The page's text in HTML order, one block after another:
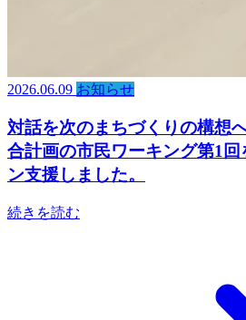
2026.06.09 お知らせ
対話を次のまちづくりの構想
合計画の市民ワーキング第1回
ン支援しました。
続きを読む